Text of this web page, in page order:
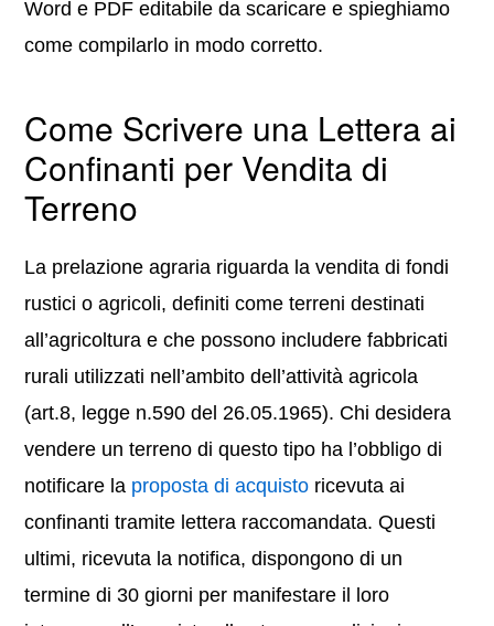
Word e PDF editabile da scaricare e spieghiamo
come compilarlo in modo corretto.
Come Scrivere una Lettera ai
Confinanti per Vendita di
Terreno
La prelazione agraria riguarda la vendita di fondi
rustici o agricoli, definiti come terreni destinati
all’agricoltura e che possono includere fabbricati
rurali utilizzati nell’ambito dell’attività agricola
(art.8, legge n.590 del 26.05.1965). Chi desidera
vendere un terreno di questo tipo ha l’obbligo di
notificare la proposta di acquisto ricevuta ai
confinanti tramite lettera raccomandata. Questi
ultimi, ricevuta la notifica, dispongono di un
termine di 30 giorni per manifestare il loro